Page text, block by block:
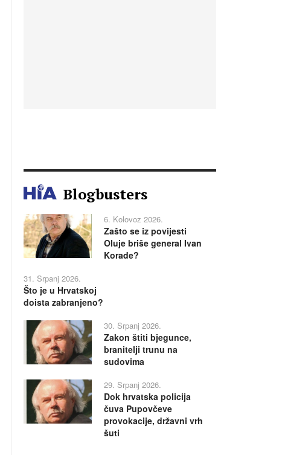
Blogbusters
6. Kolovoz 2026.
Zašto se iz povijesti
Oluje briše general Ivan
Korade?
31. Srpanj 2026.
Što je u Hrvatskoj
doista zabranjeno?
30. Srpanj 2026.
Zakon štiti bjegunce,
branitelji trunu na
sudovima
29. Srpanj 2026.
Dok hrvatska policija
čuva Pupovčeve
provokacije, državni vrh
šuti